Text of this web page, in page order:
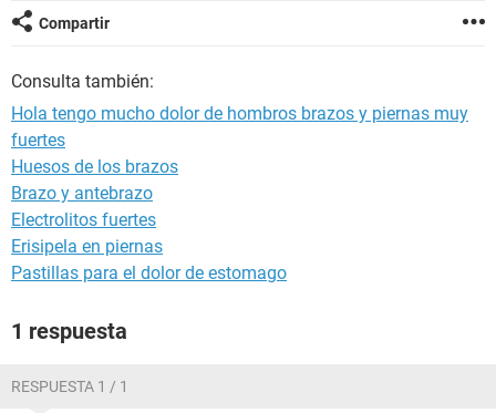
Compartir
Consulta también:
Hola tengo mucho dolor de hombros brazos y piernas muy
fuertes
Huesos de los brazos
Brazo y antebrazo
Electrolitos fuertes
Erisipela en piernas
Pastillas para el dolor de estomago
1 respuesta
RESPUESTA 1 / 1